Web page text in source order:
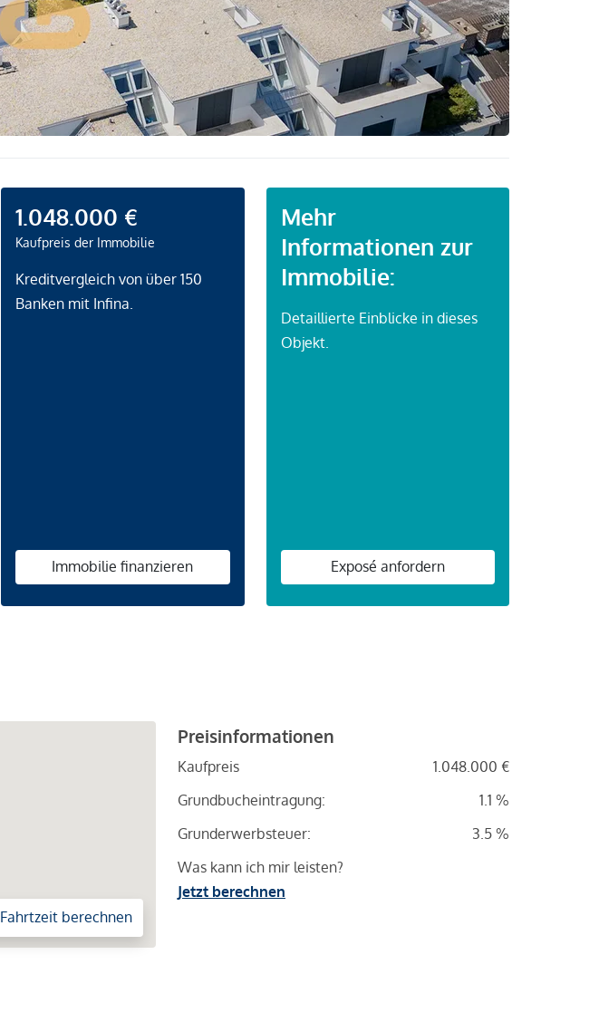
1.048.000 €
Kaufpreis der Immobilie
Kreditvergleich von über 150
Banken mit Infina.
Immobilie finanzieren
Mehr
Informationen zur
Immobilie:
Detaillierte Einblicke in dieses
Objekt.
Exposé anfordern
Fahrtzeit berechnen
Preisinformationen
Kaufpreis
1.048.000 €
Grundbucheintragung:
1.1 %
Grunderwerbsteuer:
3.5 %
Was kann ich mir leisten?
Jetzt berechnen